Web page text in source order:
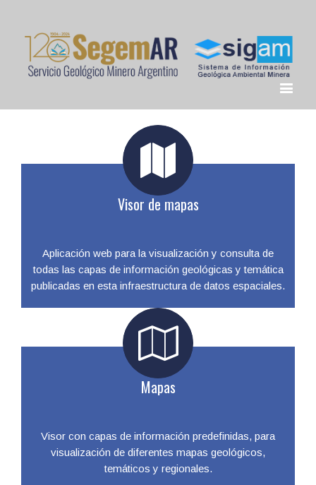
Visor de mapas
Aplicación web para la visualización y consulta de
todas las capas de información geológicas y temática
publicadas en esta infraestructura de datos espaciales.
Mapas
Visor con capas de información predefinidas, para
visualización de diferentes mapas geológicos,
temáticos y regionales.